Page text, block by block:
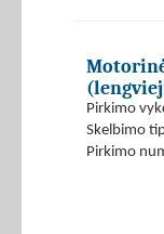
Pirkimo
Skelbimo
Pirkimo